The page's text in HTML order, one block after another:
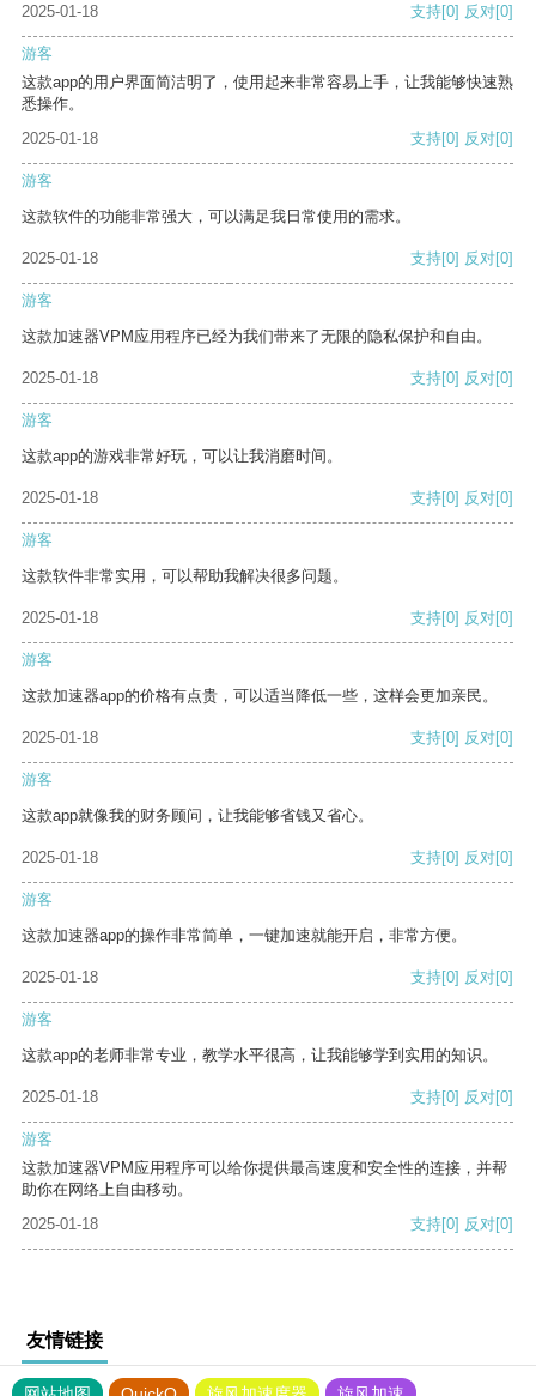
2025-01-18 支持[0] 反对[0]
游客
这款app的用户界面简洁明了，使用起来非常容易上手，让我能够快速熟
悉操作。
2025-01-18
支持[0] 反对[0]
游客
这款软件的功能非常强大，可以满足我日常使用的需求。
2025-01-18 支持[0] 反对[0]
游客
这款加速器VPM应用程序已经为我们带来了无限的隐私保护和自由。
2025-01-18 支持[0] 反对[0]
游客
这款app的游戏非常好玩，可以让我消磨时间。
2025-01-18 支持[0] 反对[0]
游客
这款软件非常实用，可以帮助我解决很多问题。
2025-01-18 支持[0] 反对[0]
游客
这款加速器app的价格有点贵，可以适当降低一些，这样会更加亲民。
2025-01-18 支持[0] 反对[0]
游客
这款app就像我的财务顾问，让我能够省钱又省心。
2025-01-18 支持[0] 反对[0]
游客
这款加速器app的操作非常简单，一键加速就能开启，非常方便。
2025-01-18 支持[0] 反对[0]
游客
这款app的老师非常专业，教学水平很高，让我能够学到实用的知识。
2025-01-18 支持[0] 反对[0]
游客
这款加速器VPM应用程序可以给你提供最高速度和安全性的连接，并帮
助你在网络上自由移动。
2025-01-18
支持[0] 反对[0]
友情链接